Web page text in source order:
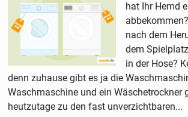
hat Ihr Hemd
nach dem
dem
in der Hose?
denn zuhause gibt es ja die
Waschmaschine und ein Wäschetrockner
heutzutage zu den fast unverzichtbaren...